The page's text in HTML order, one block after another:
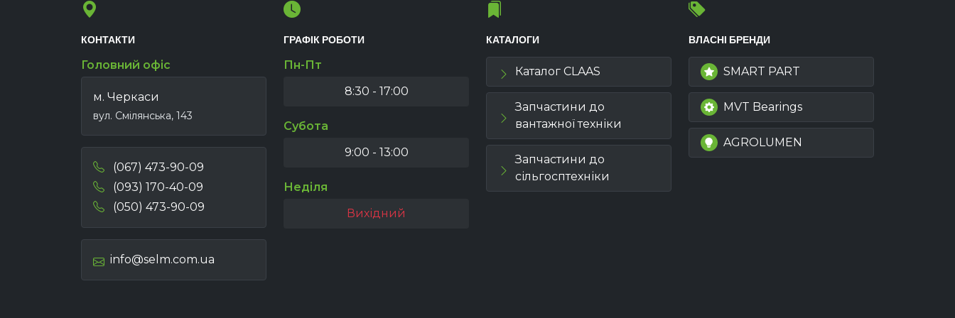
КОНТАКТИ
Головний офіс
м. Черкаси
вул. Смілянська, 143
(067) 473-90-09
(093) 170-40-09
(050) 473-90-09
info@selm.com.ua
ГРАФІК РОБОТИ
Пн-Пт
8:30 - 17:00
Субота
9:00 - 13:00
Неділя
Вихідний
КАТАЛОГИ
Каталог CLAAS
Запчастини до
вантажної техніки
Запчастини до
сільгосптехніки
ВЛАСНІ БРЕНДИ
SMART PART
MVT Bearings
AGROLUMEN